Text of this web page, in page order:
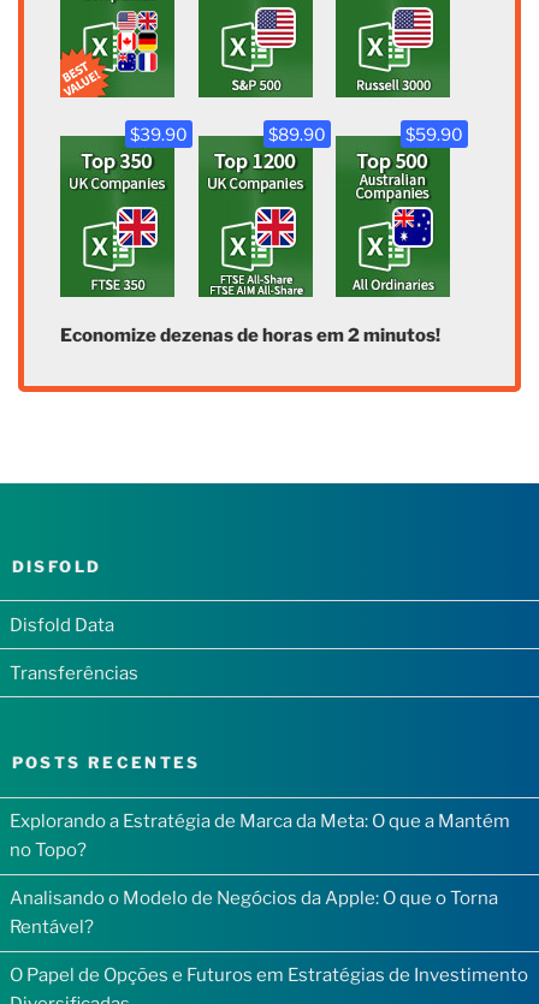
$39.90 $89.90 $59.90
Economize dezenas de horas em 2 minutos!
DISFOLD
Disfold Data
Transferências
POSTS RECENTES
Explorando a Estratégia de Marca da Meta: O que a Mantém
no Topo?
Analisando o Modelo de Negócios da Apple: O que o Torna
Rentável?
O Papel de Opções e Futuros em Estratégias de Investimento